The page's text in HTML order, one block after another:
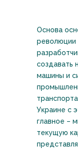
Основа
революции
создавать
машины и
Украине с
главное –
текущую